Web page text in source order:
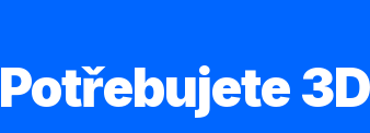
Potřebujete